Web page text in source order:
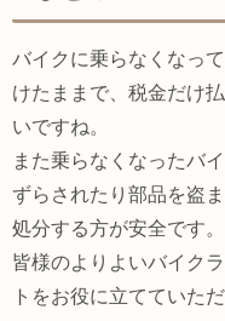
バイクに乗らなくなっ
けたままで、税金だけ
いですね。
また乗らなくなったバ
ずらされたり部品を盗
処分する方が安全です。
皆様のよりよいバイク
トをお役に立てていた